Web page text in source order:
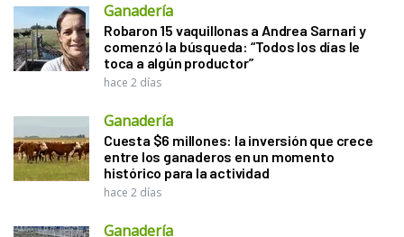
Ganadería
Robaron 15 vaquillonas a Andrea Sarnari y
comenzó la búsqueda: “Todos los días le
toca a algún productor”
hace 2 días
Ganadería
Cuesta $6 millones: la inversión que crece
entre los ganaderos en un momento
histórico para la actividad
hace 2 días
Ganadería